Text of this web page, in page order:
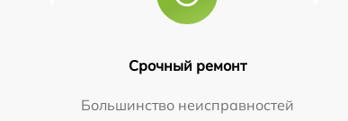
Срочный ремонт
Большинство неисправностей